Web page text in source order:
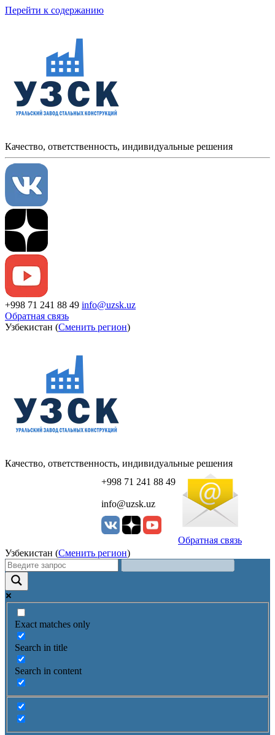
Перейти к содержанию
Качество, ответственность, индивидуальные решения
+998 71 241 88 49 info@uzsk.uz
Обратная связь
Узбекистан (Сменить регион)
Качество, ответственность, индивидуальные решения
+998 71 241 88 49
info@uzsk.uz
Обратная связь
Узбекистан (Сменить регион)
Exact matches only
Search in title
Search in content